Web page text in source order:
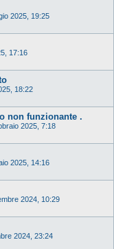
2025, 19:25
17:16
18:22
non funzionante .
2025, 7:18
2025, 14:16
2024, 10:29
2024, 23:24